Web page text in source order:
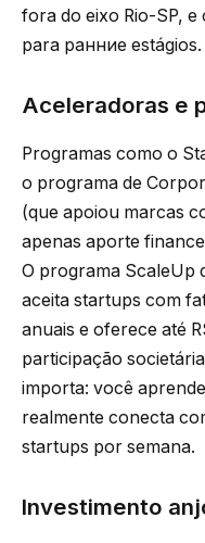
fora do eixo Rio-SP, e
para ранние estágios.
Aceleradoras e
Programas como o
o programa de
(que apoiou marcas
apenas aporte
O programa ScaleUp
aceita startups com
anuais e oferece até
participação
importa: você
realmente conecta
startups por semana.
Investimento